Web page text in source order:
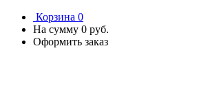
Корзина 0
На сумму 0 руб.
Оформить заказ